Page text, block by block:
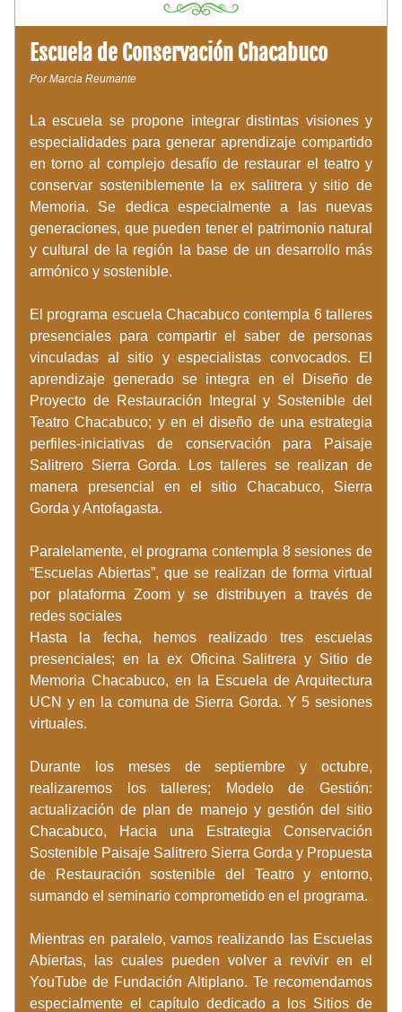
Escuela de Conservación Chacabuco
Por Marcia Reumante
La escuela se propone integrar distintas visiones y
especialidades para generar aprendizaje compartido
en torno al complejo desafío de restaurar el teatro y
conservar sosteniblemente la ex salitrera y sitio de
Memoria. Se dedica especialmente a las nuevas
generaciones, que pueden tener el patrimonio natural
y cultural de la región la base de un desarrollo más
armónico y sostenible.
El programa escuela Chacabuco contempla 6 talleres
presenciales para compartir el saber de personas
vinculadas al sitio y especialistas convocados. El
aprendizaje generado se integra en el Diseño de
Proyecto de Restauración Integral y Sostenible del
Teatro Chacabuco; y en el diseño de una estrategia
perfiles-iniciativas de conservación para Paisaje
Salitrero Sierra Gorda. Los talleres se realizan de
manera presencial en el sitio Chacabuco, Sierra
Gorda y Antofagasta.
Paralelamente, el programa contempla 8 sesiones de
“Escuelas Abiertas”, que se realizan de forma virtual
por plataforma Zoom y se distribuyen a través de
redes sociales
Hasta la fecha, hemos realizado tres escuelas
presenciales; en la ex Oficina Salitrera y Sitio de
Memoria Chacabuco, en la Escuela de Arquitectura
UCN y en la comuna de Sierra Gorda. Y 5 sesiones
virtuales.
Durante los meses de septiembre y octubre,
realizaremos los talleres; Modelo de Gestión:
actualización de plan de manejo y gestión del sitio
Chacabuco, Hacia una Estrategia Conservación
Sostenible Paisaje Salitrero Sierra Gorda y Propuesta
de Restauración sostenible del Teatro y entorno,
sumando el seminario comprometido en el programa.
Mientras en paralelo, vamos realizando las Escuelas
Abiertas, las cuales pueden volver a revivir en el
YouTube de Fundación Altiplano. Te recomendamos
especialmente el capítulo dedicado a los Sitios de